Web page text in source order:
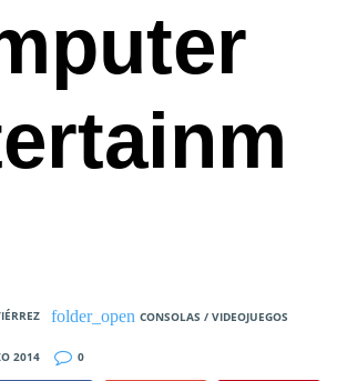
CONSOLAS / VIDEOJUEGOS
2014 0